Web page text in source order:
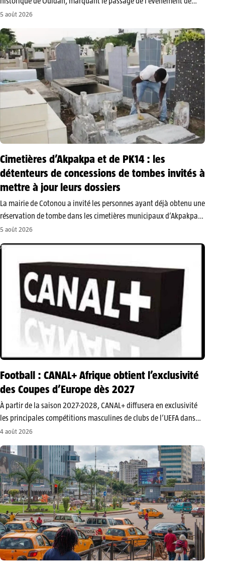
trois à sept jours de célébration. Face aux interrogations
5 août 2026
Cimetières d’Akpakpa et de PK14 : les
détenteurs de concessions de tombes invités à
mettre à jour leurs dossiers
La mairie de Cotonou a invité les personnes ayant déjà obtenu une
réservation de tombe dans les cimetières municipaux d’Akpakpa
et de PK14 à faire vérifier et actualiser leur dossier. Les concernés
5 août 2026
Football : CANAL+ Afrique obtient l’exclusivité
des Coupes d’Europe dès 2027
À partir de la saison 2027-2028, CANAL+ diffusera en exclusivité
les principales compétitions masculines de clubs de l’UEFA dans
plus de 40 pays d’Afrique subsaharienne. L’accord porte sur la
jusqu’en…
4 août 2026